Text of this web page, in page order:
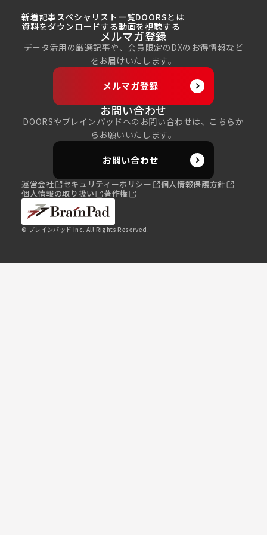
新着記事スペシャリスト一覧DOORSとは
資料をダウンロードする動画を視聴する
メルマガ登録
データ活用の厳選記事や、会員限定のDXのお得情報など
をお届けいたします。
メルマガ登録
お問い合わせ
DOORSやブレインパッドへのお問い合わせは、こちらか
らお願いいたします。
お問い合わせ
運営会社 セキュリティーポリシー
個人情報保護方針
個人情報の取り扱い
著作権
© ブレインパッド Inc. All Rights Reserved.